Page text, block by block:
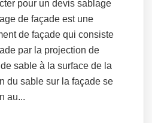
pour un devis sablage
de façade est une
de façade qui consiste
par la projection de
sable à la surface de la
du sable sur la façade se
au...